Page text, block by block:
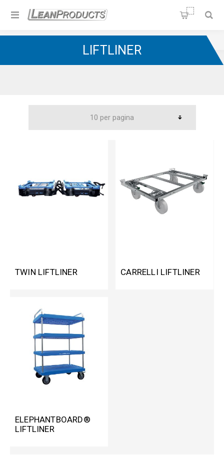
Soluzioni per la Lean
LIFTLINER
TWIN LIFTLINER CARRELLI LIFTLINER
ELEPHANTBOARD®
LIFTLINER